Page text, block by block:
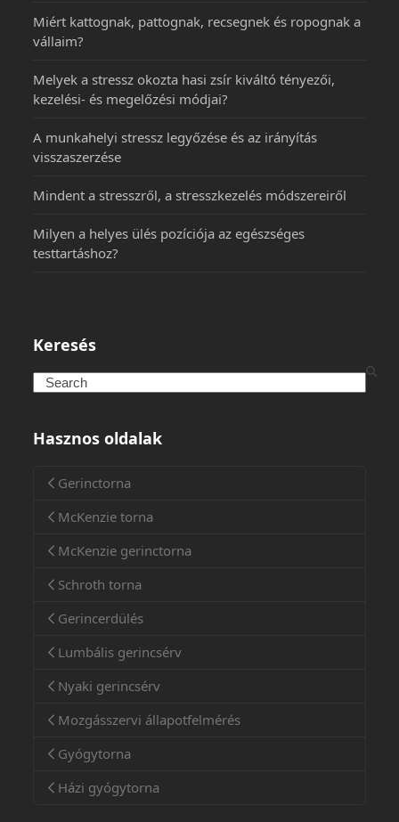
Miért kattognak, pattognak, recsegnek és ropognak a
vállaim?
Melyek a stressz okozta hasi zsír kiváltó tényezői,
kezelési- és megelőzési módjai?
A munkahelyi stressz legyőzése és az irányítás
visszaszerzése
Mindent a stresszről, a stresszkezelés módszereiről
Milyen a helyes ülés pozíciója az egészséges
testtartáshoz?
Keresés
Hasznos oldalak
Gerinctorna
McKenzie torna
McKenzie gerinctorna
Schroth torna
Gerincerdülés
Lumbális gerincsérv
Nyaki gerincsérv
Mozgásszervi állapotfelmérés
Gyógytorna
Házi gyógytorna